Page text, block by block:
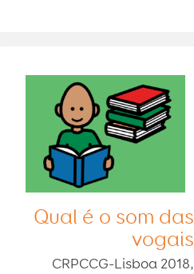
Qual é o som das
vogais
CRPCCG-Lisboa 2018,